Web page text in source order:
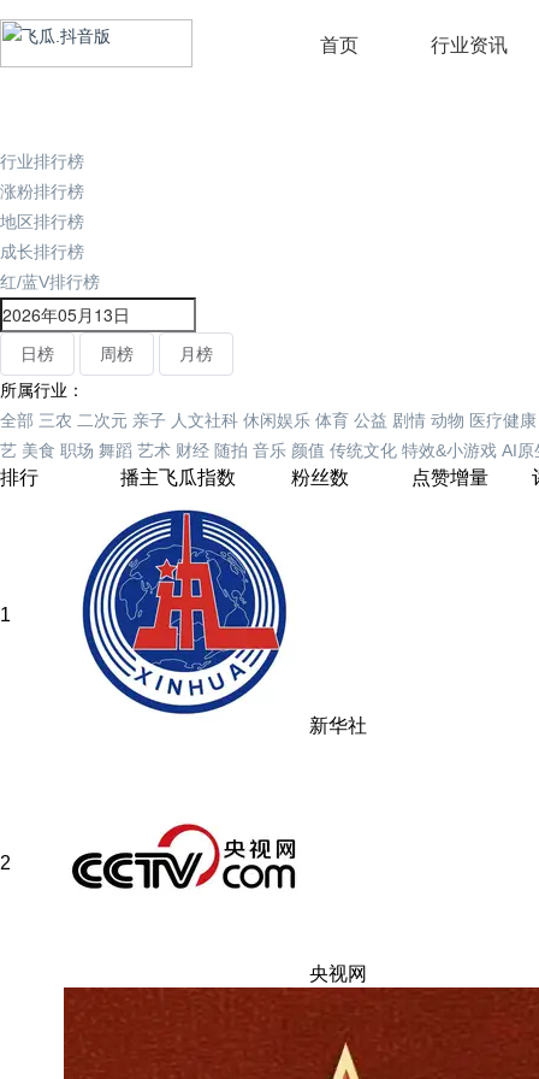
首页 行业资讯
行业排行榜
涨粉排行榜
地区排行榜
成长排行榜
红/蓝V排行榜
日榜 周榜
月榜
所属行业：
全部 三农 二次元 亲子 人文社科 休闲娱乐 体育 公益 剧情 动物 医疗健康
艺 美食 职场 舞蹈 艺术 财经 随拍 音乐 颜值 传统文化 特效&小游戏 AI原
排行 播主飞瓜指数 粉丝数 点赞增量
1
新华社
2
央视网